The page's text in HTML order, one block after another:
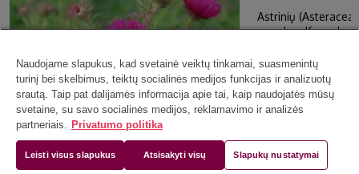
Astrinių
augalas. Keras
pailgai lancetiški,
Žiedai ryškiai
lapuotas kekes.
Naudojame slapukus, kad svetainė veiktų tinkamai, suasmenintų
turinį bei skelbimus, teiktų socialinės medijos funkcijas ir analizuotų
srautą. Taip pat dalijamės informacija apie tai, kaip naudojatės mūsų
svetaine, su savo socialinės medijos, reklamavimo ir analizės
partneriais. Privatumo politika
Leisti visus slapukus Atsisakyti visų Slapukų nustatymai